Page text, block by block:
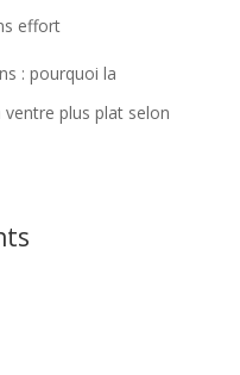
effort
: pourquoi la
plus plat selon